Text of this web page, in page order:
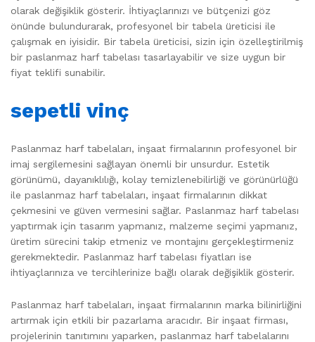
olarak değişiklik gösterir. İhtiyaçlarınızı ve bütçenizi göz
önünde bulundurarak, profesyonel bir tabela üreticisi ile
çalışmak en iyisidir. Bir tabela üreticisi, sizin için özelleştirilmiş
bir paslanmaz harf tabelası tasarlayabilir ve size uygun bir
fiyat teklifi sunabilir.
sepetli vinç
Paslanmaz harf tabelaları, inşaat firmalarının profesyonel bir
imaj sergilemesini sağlayan önemli bir unsurdur. Estetik
görünümü, dayanıklılığı, kolay temizlenebilirliği ve görünürlüğü
ile paslanmaz harf tabelaları, inşaat firmalarının dikkat
çekmesini ve güven vermesini sağlar. Paslanmaz harf tabelası
yaptırmak için tasarım yapmanız, malzeme seçimi yapmanız,
üretim sürecini takip etmeniz ve montajını gerçekleştirmeniz
gerekmektedir. Paslanmaz harf tabelası fiyatları ise
ihtiyaçlarınıza ve tercihlerinize bağlı olarak değişiklik gösterir.
Paslanmaz harf tabelaları, inşaat firmalarının marka bilinirliğini
artırmak için etkili bir pazarlama aracıdır. Bir inşaat firması,
projelerinin tanıtımını yaparken, paslanmaz harf tabelalarını